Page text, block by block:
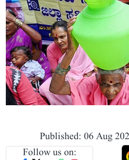
Published: 06 Aug
Follow us on: